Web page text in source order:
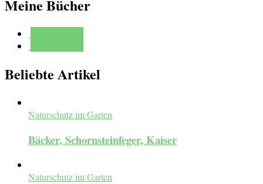
Meine Bücher
Beliebte Artikel
Naturschutz im Garten
Bäcker, Schornsteinfeger, Kaiser
Naturschutz im Garten